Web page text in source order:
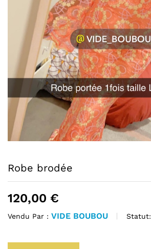
Robe brodée
120,00 €
Vendu Par : VIDE BOUBOU Statut: